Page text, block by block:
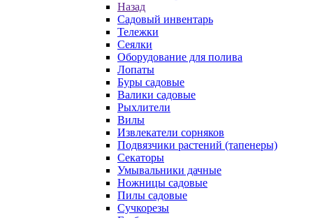
Назад
Садовый инвентарь
Тележки
Сеялки
Оборудование для полива
Лопаты
Буры садовые
Валики садовые
Рыхлители
Вилы
Извлекатели сорняков
Подвязчики растений (тапенеры)
Секаторы
Умывальники дачные
Ножницы садовые
Пилы садовые
Сучкорезы